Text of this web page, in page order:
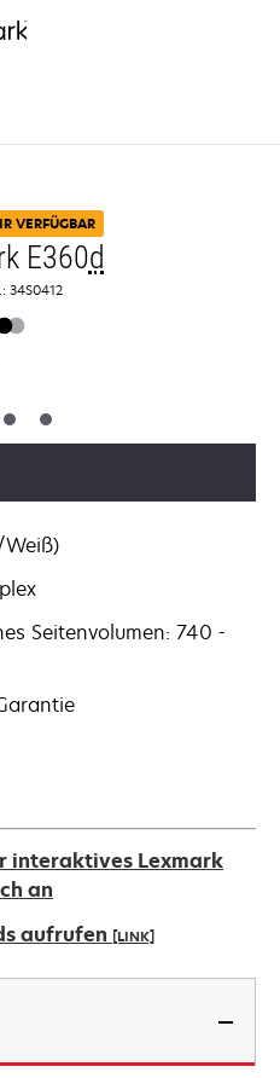
VERFÜGBAR
E360d
34S0412
Weiß)
Seitenvolumen: 740 -
interaktives Lexmark
an
aufrufen [LINK]